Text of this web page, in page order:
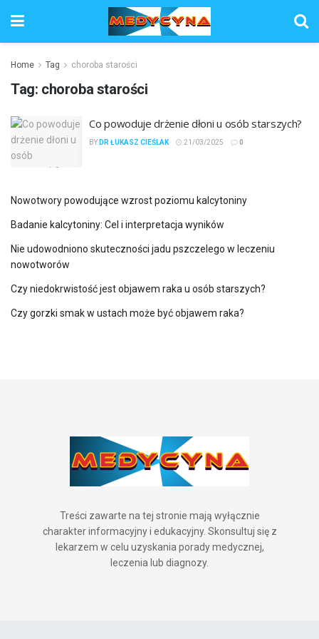
Home Tag choroba starości
Tag: choroba starości
Co powoduje drżenie dłoni u osób starszych?
BY DR ŁUKASZ CIEŚLAK 21/03/2025 0
Nowotwory powodujące wzrost poziomu kalcytoniny
Badanie kalcytoniny: Cel i interpretacja wyników
Nie udowodniono skuteczności jadu pszczelego w leczeniu
nowotworów
Czy niedokrwistość jest objawem raka u osób starszych?
Czy gorzki smak w ustach może być objawem raka?
Treści zawarte na tej stronie mają wyłącznie
charakter informacyjny i edukacyjny. Skonsultuj się z
lekarzem w celu uzyskania porady medycznej,
leczenia lub diagnozy.